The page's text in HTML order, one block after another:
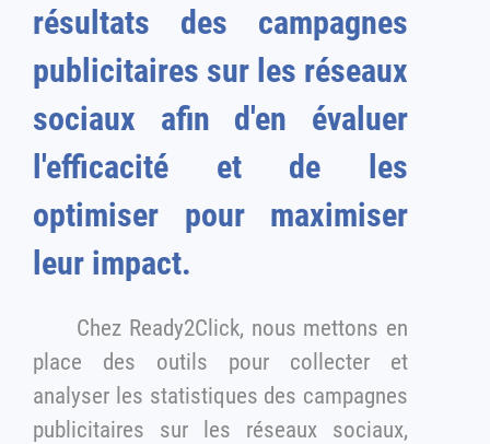
résultats des campagnes
publicitaires sur les réseaux
sociaux afin d'en évaluer
l'efficacité et de les
optimiser pour maximiser
leur impact.
Chez Ready2Click, nous mettons en
place des outils pour collecter et
analyser les statistiques des campagnes
publicitaires sur les réseaux sociaux,